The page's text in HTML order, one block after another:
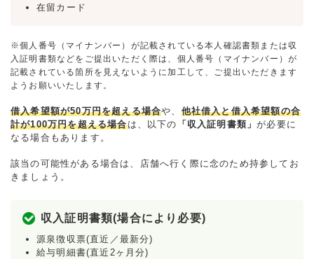
在留カード
※個人番号（マイナンバー）が記載されている本人確認書類または収
入証明書類などをご提出いただく際は、個人番号（マイナンバー）が
記載されている箇所を見えないように加工して、ご提出いただきます
ようお願いいたします。
借入希望額が50万円を超える場合や、 他社借入と借入希望額の合
計が100万円を超える場合は、以下の 「収入証明書類」が必要に
なる場合もあります。
該当の可能性がある場合は、店舗へ行く際に念のため持参してお
きましょう。
収入証明書類(場合により必要)
源泉徴収票(直近／最新分)
給与明細書(直近2ヶ月分)